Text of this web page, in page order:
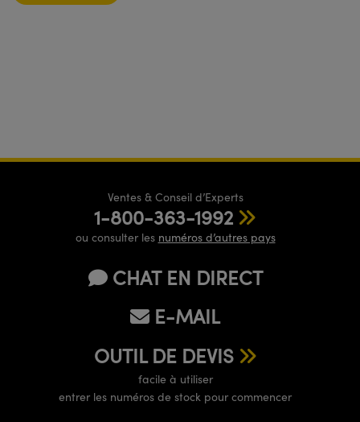
Ventes & Conseil d’Experts
1-800-363-1992
ou consulter les numéros d’autres pays
CHAT EN DIRECT
E-MAIL
OUTIL DE DEVIS
facile à utiliser
entrer les numéros de stock pour commencer